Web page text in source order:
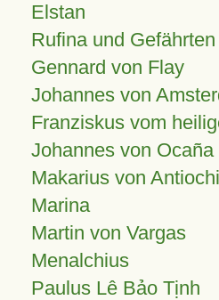
Elstan
Rufina und Gefährten
Gennard von Flay
Johannes von
Franziskus vom
Johannes von Ocaña
Makarius von
Marina
Martin von Vargas
Menalchius
Paulus Lê Bảo Tịnh